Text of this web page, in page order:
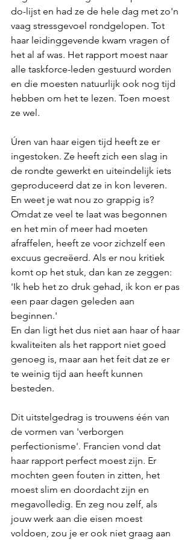
do-lijst en had ze de hele dag met zo'n
vaag stressgevoel rondgelopen. Tot
haar leidinggevende kwam vragen of
het al af was. Het rapport moest naar
alle taskforce-leden gestuurd worden
en die moesten natuurlijk ook nog tijd
hebben om het te lezen. Toen moest
ze wel.
Úren van haar eigen tijd heeft ze er
ingestoken. Ze heeft zich een slag in
de rondte gewerkt en uiteindelijk iets
geproduceerd dat ze in kon leveren.
En weet je wat nou zo grappig is?
Omdat ze veel te laat was begonnen
en het min of meer had moeten
afraffelen, heeft ze voor zichzelf een
excuus gecreëerd. Als er nou kritiek
komt op het stuk, dan kan ze zeggen:
'Ik heb het zo druk gehad, ik kon er pas
een paar dagen geleden aan
beginnen.'
En dan ligt het dus niet aan haar of haar
kwaliteiten als het rapport niet goed
genoeg is, maar aan het feit dat ze er
te weinig tijd aan heeft kunnen
besteden.
Dit uitstelgedrag is trouwens één van
de vormen van 'verborgen
perfectionisme'. Francien vond dat
haar rapport perfect moest zijn. Er
mochten geen fouten in zitten, het
moest slim en doordacht zijn en
megavolledig. En zeg nou zelf, als
jouw werk aan die eisen moest
voldoen, zou je er ook niet graag aan